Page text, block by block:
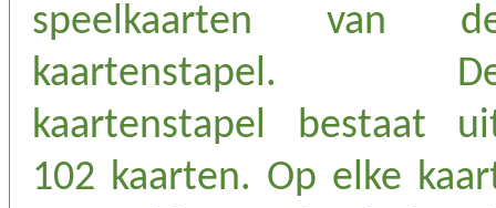
speelkaarten van
kaartenstapel.
kaartenstapel bestaat
102 kaarten. Op elke